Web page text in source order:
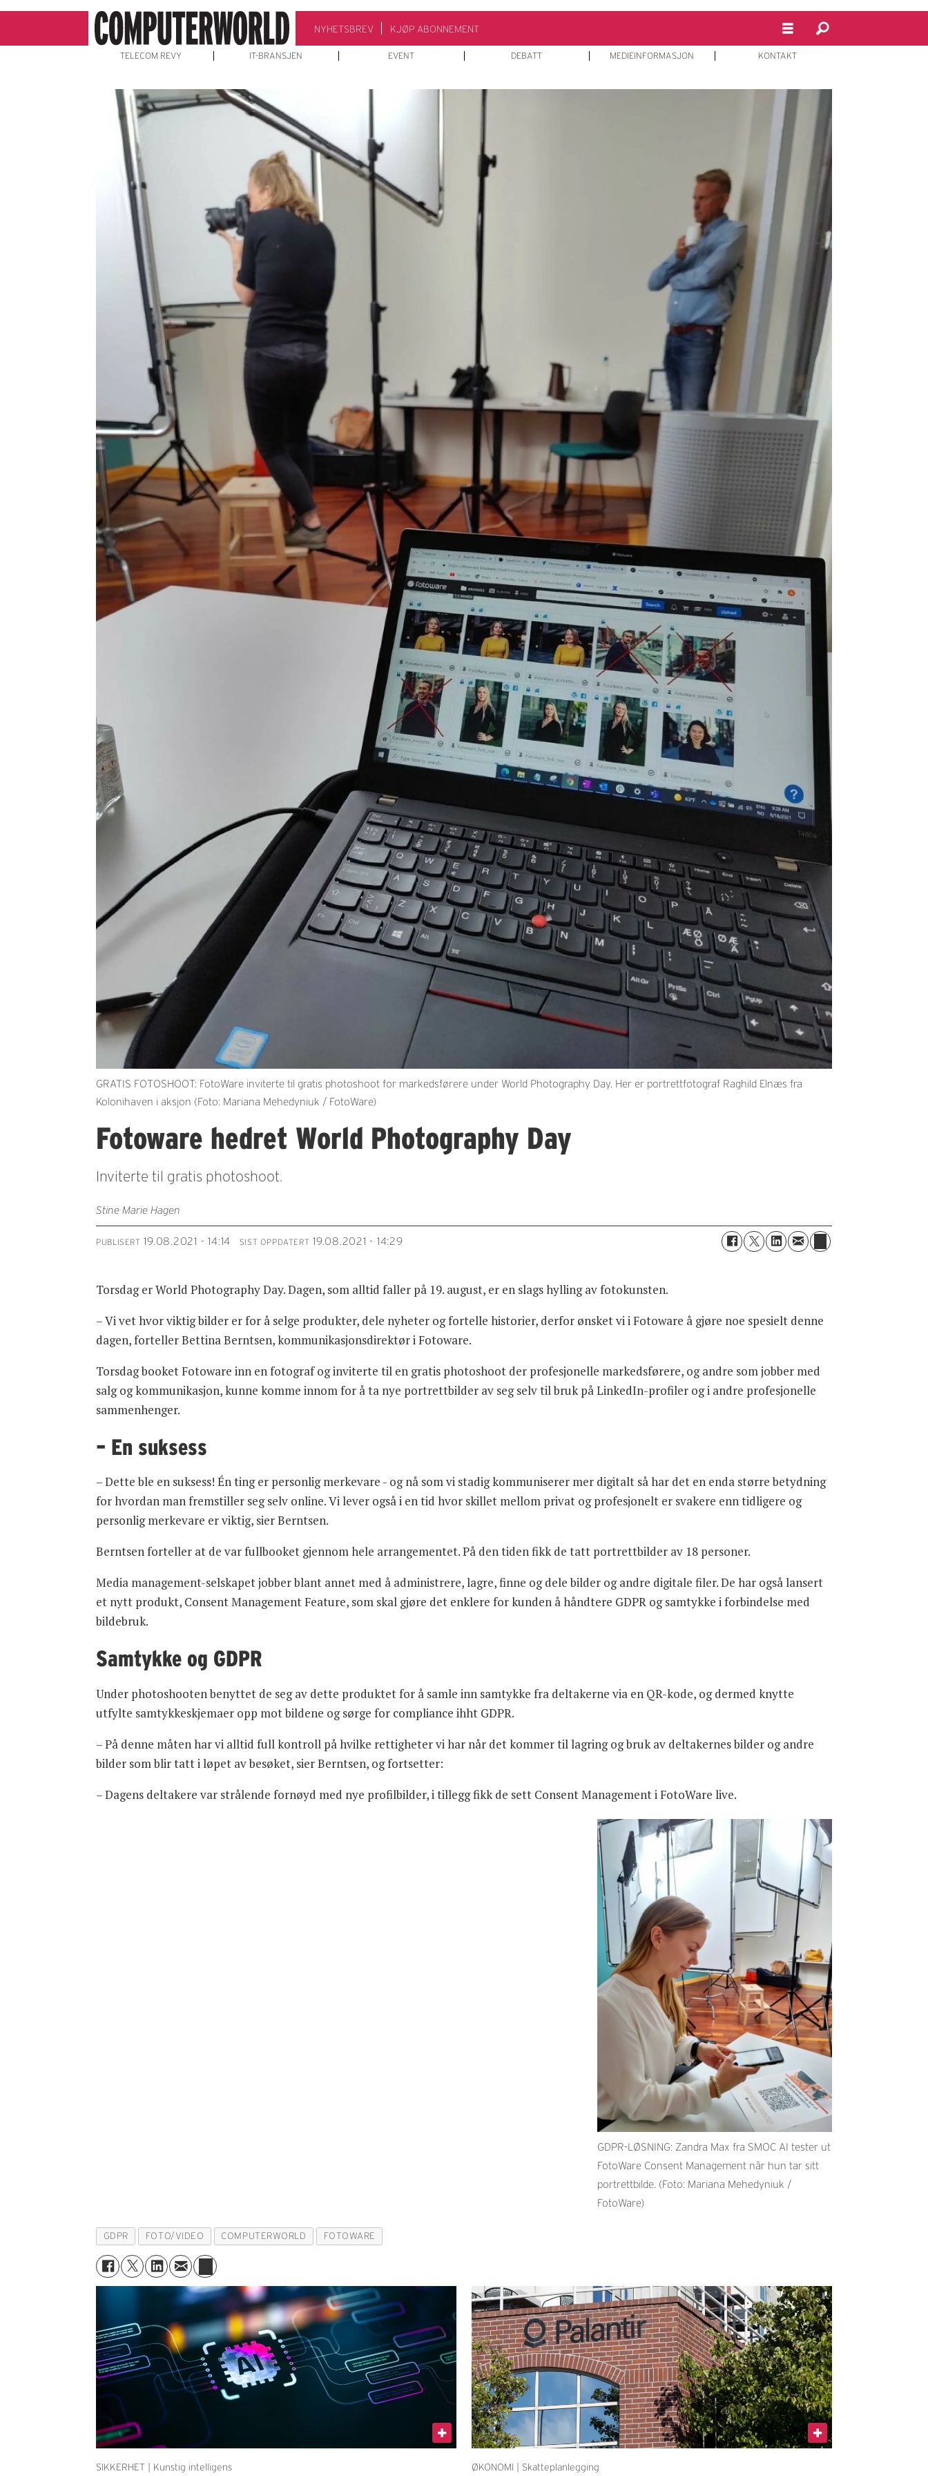
NYHETSBREV KJØP ABONNEMENT
TELECOM REVY IT-BRANSJEN EVENT DEBATT MEDIEINFORMASJON KONTAKT
GRATIS FOTOSHOOT: FotoWare inviterte til gratis photoshoot for markedsførere under World Photography Day. Her er portrettfotograf Raghild Elnæs fra
Kolonihaven i aksjon (Foto: Mariana Mehedyniuk / FotoWare)
Fotoware hedret World Photography Day
Inviterte til gratis photoshoot.
Stine Marie Hagen
PUBLISERT 19.08.2021 - 14:14 SIST OPPDATERT 19.08.2021 - 14:29
Torsdag er World Photography Day. Dagen, som alltid faller på 19. august, er en slags hylling av fotokunsten.
– Vi vet hvor viktig bilder er for å selge produkter, dele nyheter og fortelle historier, derfor ønsket vi i Fotoware å gjøre noe spesielt denne
dagen, forteller Bettina Berntsen, kommunikasjonsdirektør i Fotoware.
Torsdag booket Fotoware inn en fotograf og inviterte til en gratis photoshoot der profesjonelle markedsførere, og andre som jobber med
salg og kommunikasjon, kunne komme innom for å ta nye portrettbilder av seg selv til bruk på LinkedIn-profiler og i andre profesjonelle
sammenhenger.
– En suksess
– Dette ble en suksess! Én ting er personlig merkevare - og nå som vi stadig kommuniserer mer digitalt så har det en enda større betydning
for hvordan man fremstiller seg selv online. Vi lever også i en tid hvor skillet mellom privat og profesjonelt er svakere enn tidligere og
personlig merkevare er viktig, sier Berntsen.
Berntsen forteller at de var fullbooket gjennom hele arrangementet. På den tiden fikk de tatt portrettbilder av 18 personer.
Media management-selskapet jobber blant annet med å administrere, lagre, finne og dele bilder og andre digitale filer. De har også lansert
et nytt produkt, Consent Management Feature, som skal gjøre det enklere for kunden å håndtere GDPR og samtykke i forbindelse med
bildebruk.
Samtykke og GDPR
Under photoshooten benyttet de seg av dette produktet for å samle inn samtykke fra deltakerne via en QR-kode, og dermed knytte
utfylte samtykkeskjemaer opp mot bildene og sørge for compliance ihht GDPR.
– På denne måten har vi alltid full kontroll på hvilke rettigheter vi har når det kommer til lagring og bruk av deltakernes bilder og andre
bilder som blir tatt i løpet av besøket, sier Berntsen, og fortsetter:
– Dagens deltakere var strålende fornøyd med nye profilbilder, i tillegg fikk de sett Consent Management i FotoWare live.
GDPR-LØSNING: Zandra Max fra SMOC AI tester ut
FotoWare Consent Management når hun tar sitt
portrettbilde. (Foto: Mariana Mehedyniuk /
FotoWare)
GDPR FOTO/VIDEO COMPUTERWORLD FOTOWARE
SIKKERHET | Kunstig intelligens ØKONOMI | Skatteplanlegging